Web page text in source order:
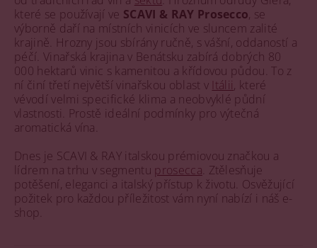
které se používají ve SCAVI & RAY Prosecco, se
výborně daří na místních vinicích ve sluncem zalité
krajině. Hrozny jsou sbírány ručně, s vášní, oddaností a
péčí. Vinařská krajina v Benátsku zabírá dobrých 80
000 hektarů vinic s kamenitou a křídovou půdou. To z
ní činí třetí největší vinařskou oblast v Itálii, které
vévodí velmi specifické klima a neobvyklé půdní
vlastnosti. Prostě ideální podmínky pro výtečná
aromatická vína.
Dnes je SCAVI & RAY italskou prémiovou značkou a
lídrem na trhu v segmentu prosecca . Ztělesňuje
potěšení, eleganci a italský přístup k životu. Osvěžující
požitek pro každou příležitost vám nyní nabízí i náš e-
shop.